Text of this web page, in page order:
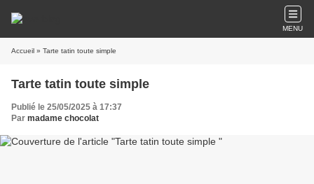
MENU
Accueil » Tarte tatin toute simple
Tarte tatin toute simple
Publié le 25/05/2025 à 17:37
Par madame chocolat